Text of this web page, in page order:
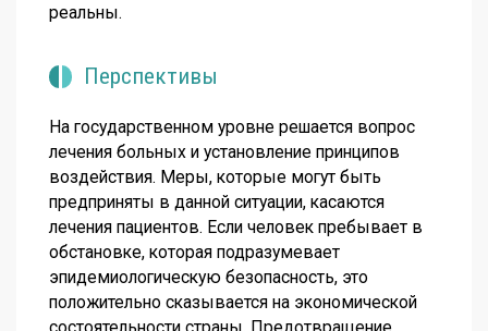
реальны.
Перспективы
На государственном уровне решается вопрос
лечения больных и установление принципов
воздействия. Меры, которые могут быть
предприняты в данной ситуации, касаются
лечения пациентов. Если человек пребывает в
обстановке, которая подразумевает
эпидемиологическую безопасность, это
положительно сказывается на экономической